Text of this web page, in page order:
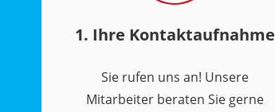
1. Ihre Kontaktaufnahme
Sie rufen uns an! Unsere
Mitarbeiter beraten Sie gerne